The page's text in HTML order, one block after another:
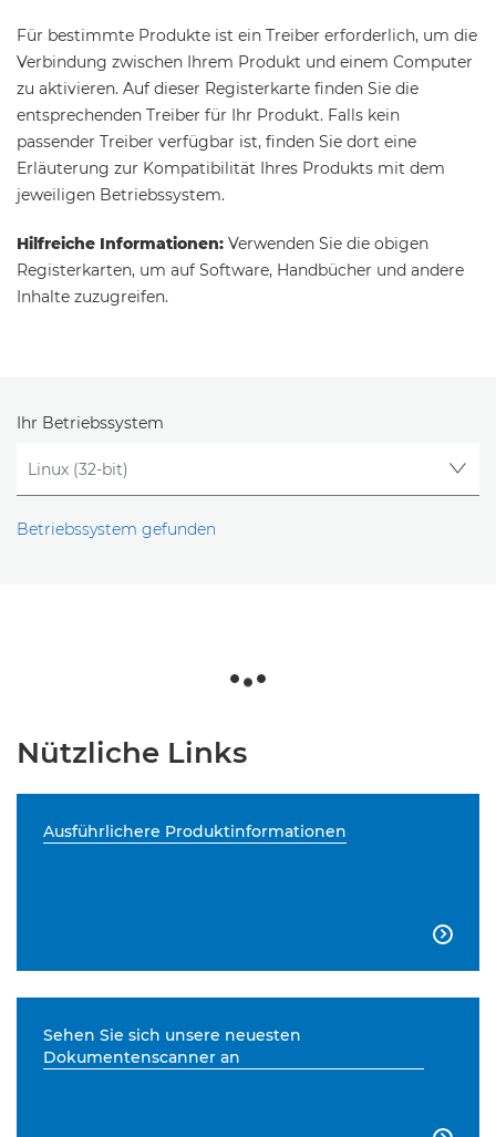
Für bestimmte Produkte ist ein Treiber erforderlich, um die
Verbindung zwischen Ihrem Produkt und einem Computer
zu aktivieren. Auf dieser Registerkarte finden Sie die
entsprechenden Treiber für Ihr Produkt. Falls kein
passender Treiber verfügbar ist, finden Sie dort eine
Erläuterung zur Kompatibilität Ihres Produkts mit dem
jeweiligen Betriebssystem.
Hilfreiche Informationen: Verwenden Sie die obigen
Registerkarten, um auf Software, Handbücher und andere
Inhalte zuzugreifen.
Ihr Betriebssystem
Betriebssystem gefunden
Nützliche Links
Ausführlichere Produktinformationen

Sehen Sie sich unsere neuesten
Dokumentenscanner an